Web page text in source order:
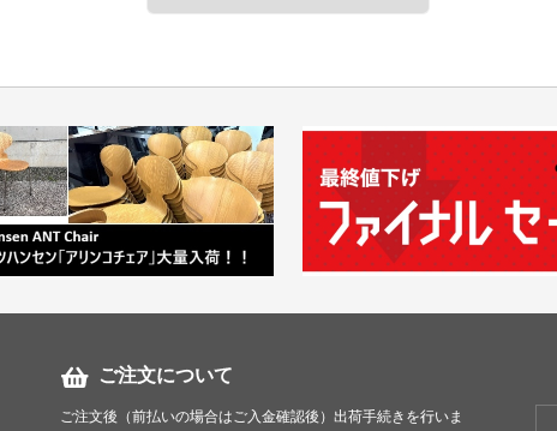
ご注文について
ご注文後（前払いの場合はご入金確認後）出荷手続きを行いま